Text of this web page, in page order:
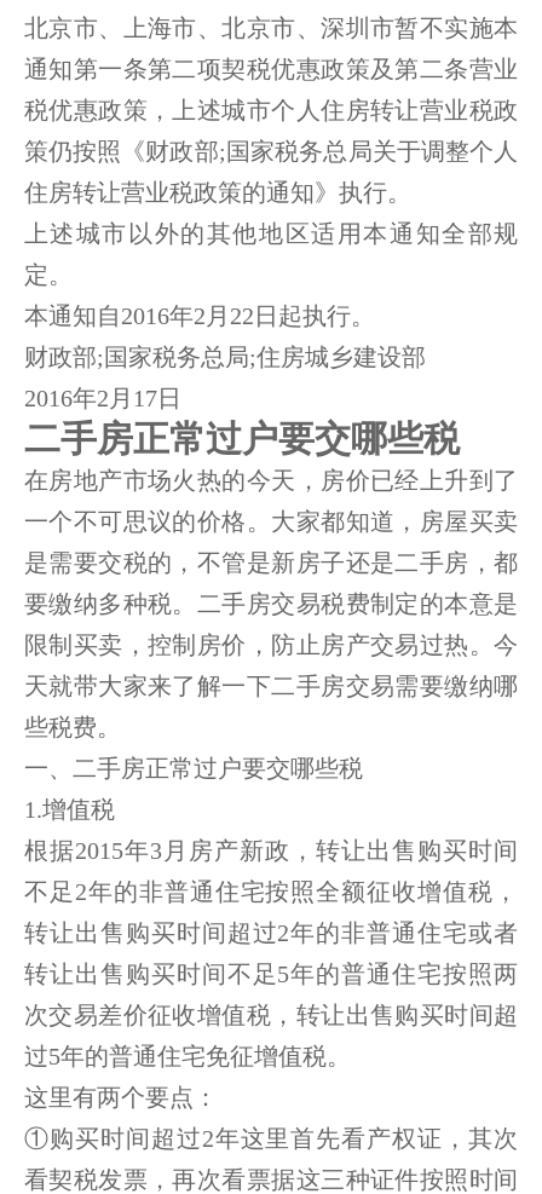
北京市、上海市、北京市、深圳市暂不实施本
通知第一条第二项契税优惠政策及第二条营业
税优惠政策，上述城市个人住房转让营业税政
策仍按照《财政部;国家税务总局关于调整个人
住房转让营业税政策的通知》执行。
上述城市以外的其他地区适用本通知全部规
定。
本通知自2016年2月22日起执行。
财政部;国家税务总局;住房城乡建设部
2016年2月17日
二手房正常过户要交哪些税
在房地产市场火热的今天，房价已经上升到了
一个不可思议的价格。大家都知道，房屋买卖
是需要交税的，不管是新房子还是二手房，都
要缴纳多种税。二手房交易税费制定的本意是
限制买卖，控制房价，防止房产交易过热。今
天就带大家来了解一下二手房交易需要缴纳哪
些税费。
一、二手房正常过户要交哪些税
1.增值税
根据2015年3月房产新政，转让出售购买时间
不足2年的非普通住宅按照全额征收增值税，
转让出售购买时间超过2年的非普通住宅或者
转让出售购买时间不足5年的普通住宅按照两
次交易差价征收增值税，转让出售购买时间超
过5年的普通住宅免征增值税。
这里有两个要点：
①购买时间超过2年这里首先看产权证，其次
看契税发票，再次看票据这三种证件按照时间